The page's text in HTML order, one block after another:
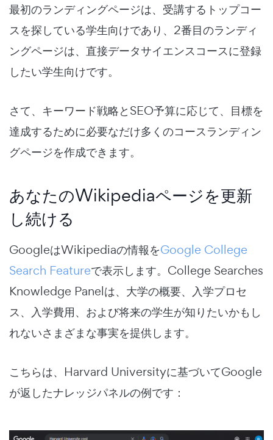
最初のランディングページは、受講するトップコー
スを探している学生向けであり、2番目のランディ
ングページは、直接データサイエンスコースに登録
したい学生向けです。
さて、キーワード戦略とSEO予算に応じて、目標を
達成するために必要なだけ多くのコースランディン
グページを作成できます。
あなたのWikipediaページを更新
し続ける
GoogleはWikipediaの情報をGoogle College
Search Featureで表示します。 College Searches
Knowledge Panelは、大学の概要、入学プロセ
ス、入学費用、および将来の学生が知りたいかもし
れないさまざまな事実を提供します。
こちらは、Harvard Universityに基づいてGoogle
が返したナレッジパネルの例です：